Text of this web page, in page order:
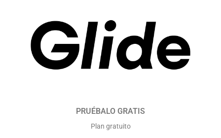
PRUÉBALO GRATIS
Plan gratuito